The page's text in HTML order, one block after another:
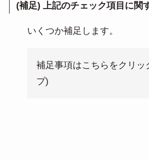
(補足) 上記のチェック項目に関
いくつか補足します。
補足事項はこちらをクリッ
プ)